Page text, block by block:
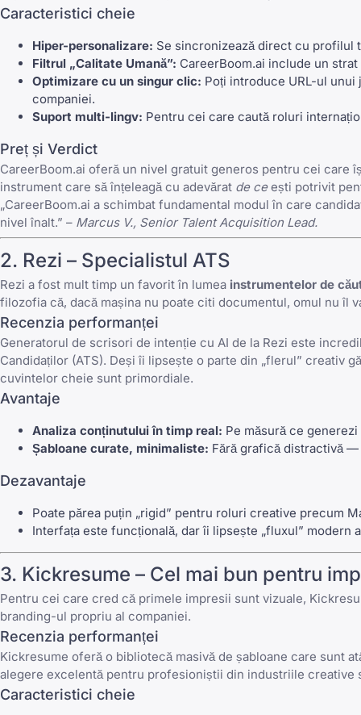
Caracteristici cheie
Hiper-personalizare: Se sincronizează direct cu profilul
Filtrul „Calitate Umană”: CareerBoom.ai include un
Optimizare cu un singur clic: Poți introduce URL-ul
companiei.
Suport multi-lingv: Pentru cei care caută roluri
Preț și Verdict
CareerBoom.ai oferă un nivel gratuit generos pentru cei care
instrument care să înțeleagă cu adevărat de ceești potrivit
„CareerBoom.ai a schimbat fundamental modul în care
nivel înalt.” – Marcus V., Senior Talent Acquisition Lead.
2. Rezi – Specialistul ATS
Rezi a fost mult timp un favorit în lumea instrumentelor de
filozofia că, dacă mașina nu poate citi documentul, omul nu îl
Recenzia performanței
Generatorul de scrisori de intenție cu AI de la Rezi este
Candidaților (ATS). Deși îi lipsește o parte din „flerul” creativ
cuvintelor cheie sunt primordiale.
Avantaje
Analiza conținutului în timp real: Pe măsură ce
Șabloane curate, minimaliste: Fără grafică distractivă
Dezavantaje
Poate părea puțin „rigid” pentru roluri creative precum
Interfața este funcțională, dar îi lipsește „fluxul” modern
3. Kickresume – Cel mai bun pentru
Pentru cei care cred că primele impresii sunt vizuale,
branding-ul propriu al companiei.
Recenzia performanței
Kickresume oferă o bibliotecă masivă de șabloane care sunt
alegere excelentă pentru profesioniștii din industriile
Caracteristici cheie